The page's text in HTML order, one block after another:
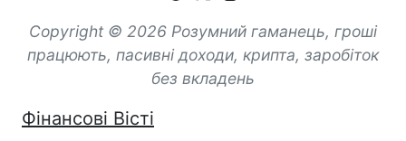
Copyright © 2026 Розумний гаманець, гроші
працюють, пасивні доходи, крипта, заробіток
без вкладень
Фінансові Вісті